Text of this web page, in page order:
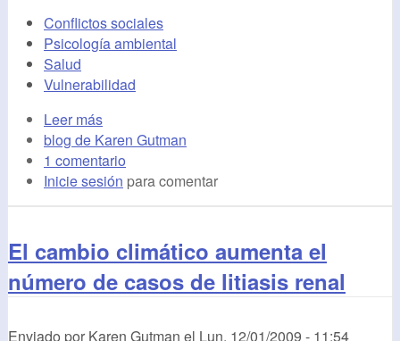
Conflictos sociales
Psicología ambiental
Salud
Vulnerabilidad
Leer más
blog de Karen Gutman
1 comentario
Inicie sesión para comentar
El cambio climático aumenta el
número de casos de litiasis renal
Enviado por Karen Gutman el Lun, 12/01/2009 - 11:54